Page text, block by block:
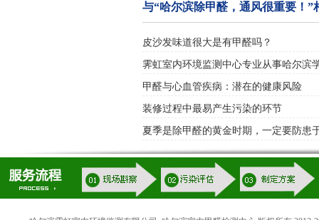
与“哈尔滨除甲醛，通风很重要！”
皮沙发味道很大是有甲醛吗？
霁虹室内环境监测中心专业从事哈尔滨
甲醛与心血管疾病：潜在的健康风险
装修过程中最易产生污染的环节
夏季是除甲醛的黄金时期，一定要防患